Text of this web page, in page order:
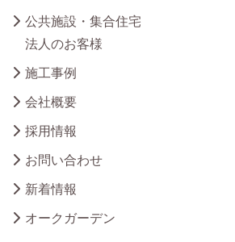
公共施設・集合住宅
法人のお客様
施工事例
会社概要
採用情報
お問い合わせ
新着情報
オークガーデン